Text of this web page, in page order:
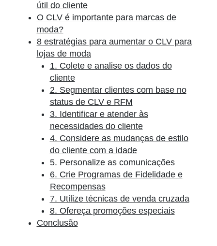
útil do cliente
O CLV é importante para marcas de
moda?
8 estratégias para aumentar o CLV para
lojas de moda
1. Colete e analise os dados do
cliente
2. Segmentar clientes com base no
status de CLV e RFM
3. Identificar e atender às
necessidades do cliente
4. Considere as mudanças de estilo
do cliente com a idade
5. Personalize as comunicações
6. Crie Programas de Fidelidade e
Recompensas
7. Utilize técnicas de venda cruzada
8. Ofereça promoções especiais
Conclusão